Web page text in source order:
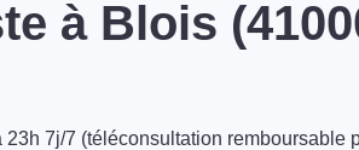
à Blois
7j/7 (téléconsultation remboursable